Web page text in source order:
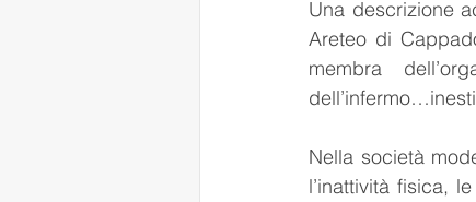
Una descrizione
Areteo di
membra
Nella società
l’inattività fisica,